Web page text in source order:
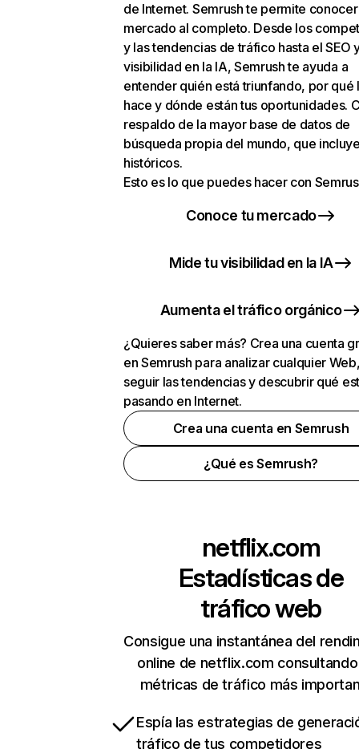
de Internet. Semrush te permite
mercado al completo. Desde los
y las tendencias de tráfico hasta el SEO
visibilidad en la IA, Semrush te ayuda a
entender quién está triunfando, por qué
hace y dónde están tus oportunidades.
respaldo de la mayor base de datos de
búsqueda propia del mundo, que
históricos.
Esto es lo que puedes hacer con
Conoce tu mercado
Mide tu visibilidad en la IA
Aumenta el tráfico orgánico
¿Quieres saber más? Crea una cuenta
en Semrush para analizar cualquier
seguir las tendencias y descubrir qué
pasando en Internet.
Crea una cuenta en Semrush
¿Qué es Semrush?
netflix.com
Estadísticas de
tráfico web
Consigue una instantánea del
online de netflix.com
métricas de tráfico más
Espía las estrategias de
tráfico de tus competidores